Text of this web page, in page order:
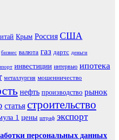
Крым Россия США
бизнес валюта газ дартс деньги
инвестиции интервью ипотека
металлургия мошенничество
нефть производство рынок
статья строительство
1 цены штраф экспорт
персональных данных